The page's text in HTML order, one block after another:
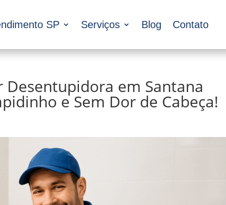
SP Serviços Blog Contato
em Santana
e Sem Dor de Cabeça!